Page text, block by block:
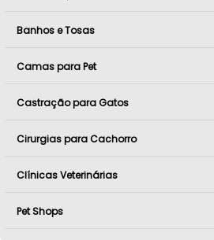
Banhos e Tosas
Camas para Pet
Castração para Gatos
Cirurgias para Cachorro
Clínicas Veterinárias
Pet Shops